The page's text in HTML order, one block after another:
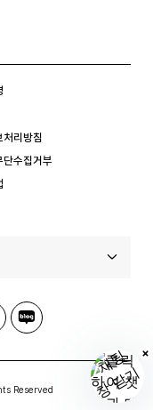
처리방침
단수집거부
Reserved